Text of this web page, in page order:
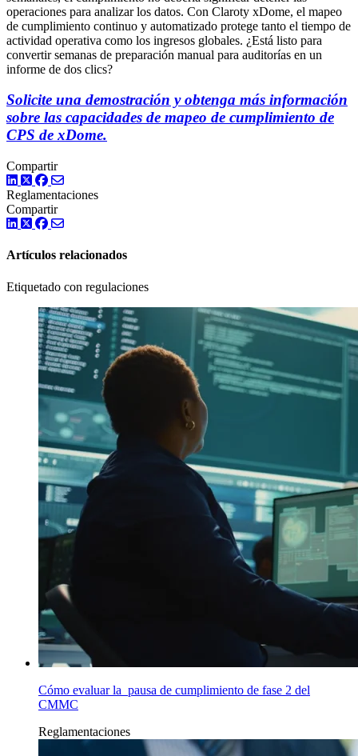
operaciones para analizar los datos. Con Claroty xDome, el mapeo
de cumplimiento continuo y automatizado protege tanto el tiempo de
actividad operativa como los ingresos globales. ¿Está listo para
convertir semanas de preparación manual para auditorías en un
informe de dos clics?
Solicite una demostración y obtenga más información
sobre las capacidades de mapeo de cumplimiento de
CPS de xDome.
Compartir
LinkedIn
TwitterFacebook
Reglamentaciones
Compartir
LinkedIn
TwitterFacebook
Artículos relacionados
Etiquetado con regulaciones
Cómo evaluar la pausa de cumplimiento de fase 2 del
CMMC
Reglamentaciones